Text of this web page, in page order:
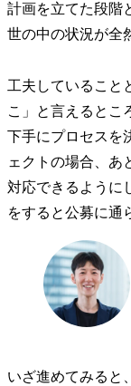
計画を立てた段階
世の中の状況が全
工夫していること
こ」と言えるとこ
下手にプロセスを
ェクトの場合、あ
対応できるように
をすると公募に通
いざ進めてみると